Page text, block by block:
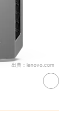
出典： lenovo.com